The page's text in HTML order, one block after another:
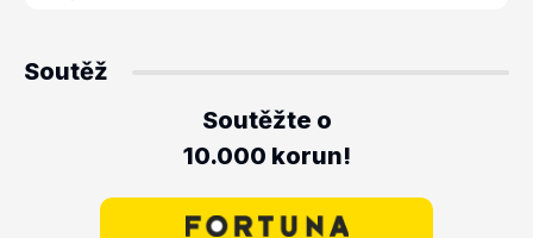
Soutěž
Soutěžte o
10.000 korun!